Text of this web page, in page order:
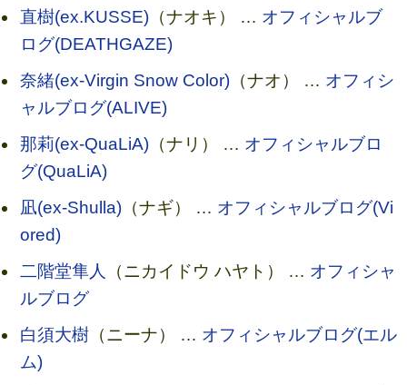
直樹(ex.KUSSE)（ナオキ） … オフィシャルブ
ログ(DEATHGAZE)
奈緒(ex-Virgin Snow Color)（ナオ） … オフィシ
ャルブログ(ALIVE)
那莉(ex-QuaLiA)（ナリ） … オフィシャルブロ
グ(QuaLiA)
凪(ex-Shulla)（ナギ） … オフィシャルブログ(Vi
ored)
二階堂隼人
（ニカイドウ ハヤト） … オフィシャ
ルブログ
白須大樹（ニーナ） … オフィシャルブログ(エル
ム)